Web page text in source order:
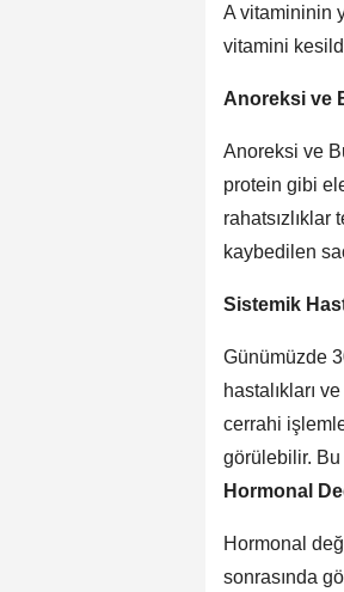
A vitamininin
vitamini
Anoreksi ve
Anoreksi ve
protein gibi
kaybedilen
Sistemik
Günümüzde
hastalıkları
cerrahi
görülebilir. Bu
Hormonal
Hormonal
sonrasında